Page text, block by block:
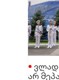
არ